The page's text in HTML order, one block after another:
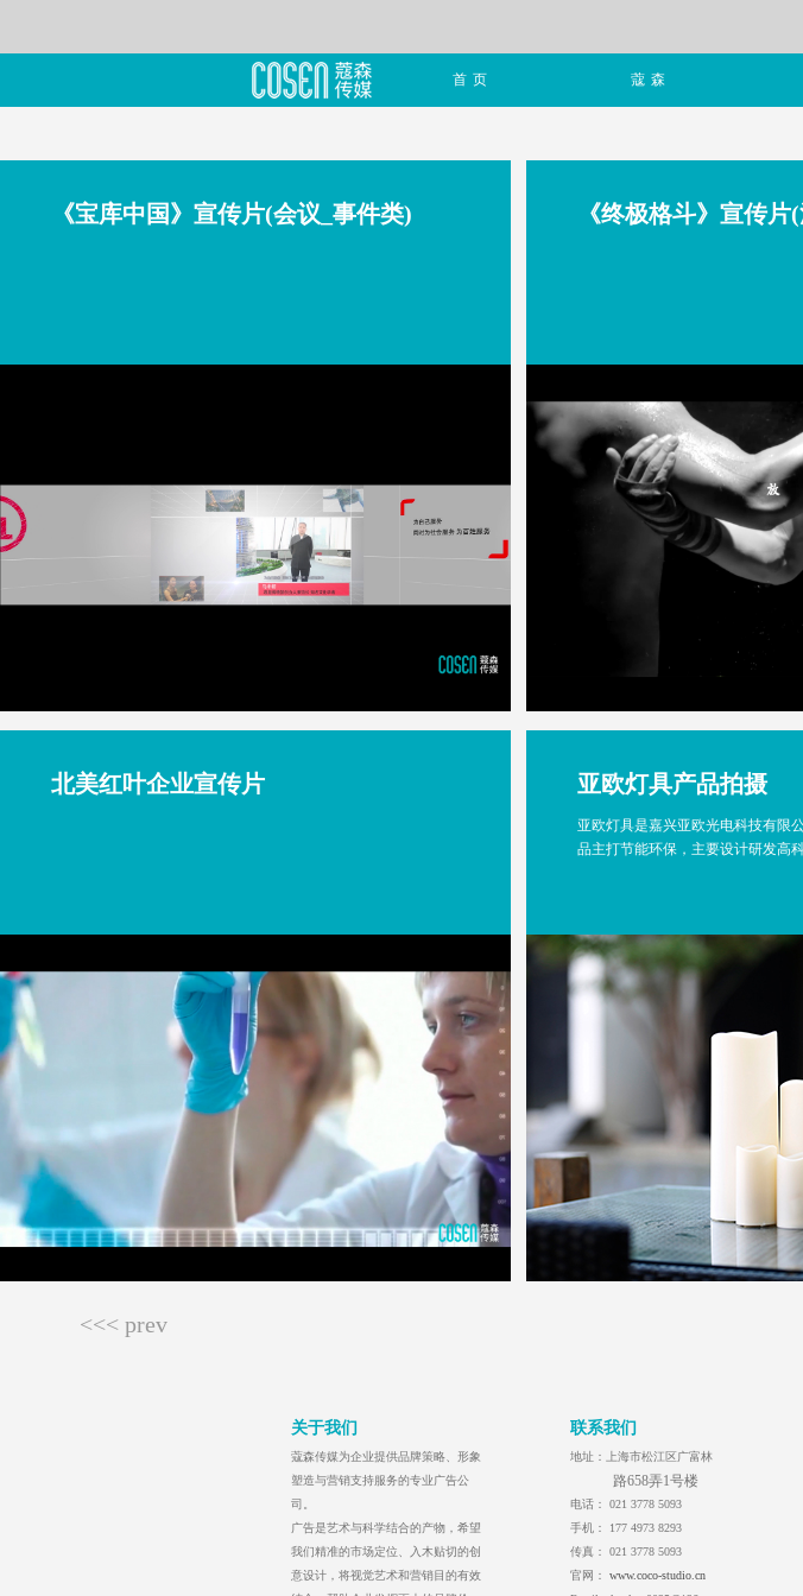
首页 蔻森
《宝库中国》宣传片(会议_事件类) 《终极格斗》宣传
北美红叶企业宣传片 亚欧灯具产品拍摄
亚欧灯具是嘉兴亚欧光电科技有限
品主打节能环保，主要设计研发高
<<< prev
关于我们
蔻森传媒为企业提供品牌策略、形象
塑造与营销支持服务的专业广告公
司。
广告是艺术与科学结合的产物，希望
我们精准的市场定位、入木贴切的创
意设计，将视觉艺术和营销目的有效
联系我们
地址： 上海市松江区广富林
路658弄1号楼
电话： 021 3778 5093
手机：
177 4973 8293
传真： 021 3778 5093
官网： www.coco-studio.cn